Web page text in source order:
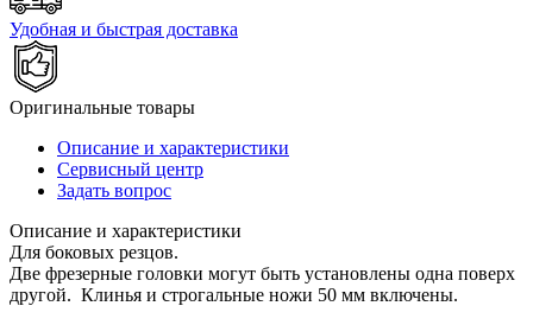
Удобная и быстрая доставка
Оригинальные товары
Описание и характеристики
Сервисный центр
Задать вопрос
Описание и характеристики
Для боковых резцов.
Две фрезерные головки могут быть установлены одна поверх
другой. Клинья и строгальные ножи 50 мм включены.